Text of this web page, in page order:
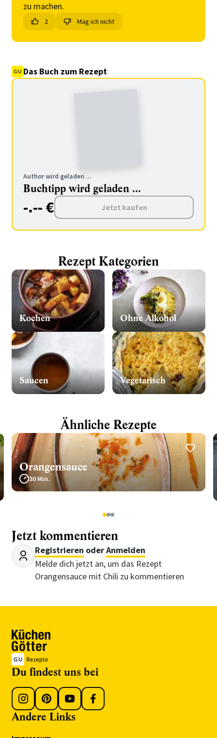
zu machen.
2 Mag ich nicht
Das Buch zum Rezept
Author wird geladen ...
Buchtipp wird geladen ...
-.-- € Jetzt kaufen
Rezept Kategorien
Kochen
Saucen
Ohne Alkohol
Vegetarisch
Ähnliche Rezepte
Orangensauce
30 Min.
123
Jetzt kommentieren
Registrieren oderAnmelden
Melde dich jetzt an, um das Rezept
Orangensauce mit Chili zu kommentieren
Du findest uns bei
Andere Links